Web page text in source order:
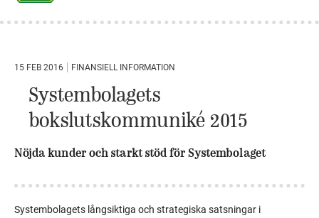
15 FEB 2016 FINANSIELL INFORMATION
Systembolagets
bokslutskommuniké 2015
Nöjda kunder och starkt stöd för Systembolaget
Systembolagets långsiktiga och strategiska satsningar i